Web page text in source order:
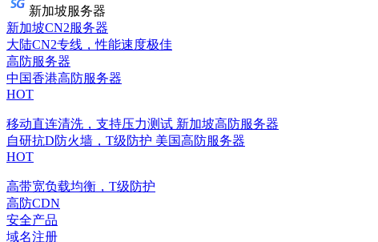
新加坡服务器
新加坡CN2服务器
大陆CN2专线，性能速度极佳
高防服务器
中国香港高防服务器
HOT
移动直连清洗，支持压力测试 新加坡高防服务器
自研抗D防火墙，T级防护 美国高防服务器
HOT
高带宽负载均衡，T级防护
高防CDN
安全产品
域名注册